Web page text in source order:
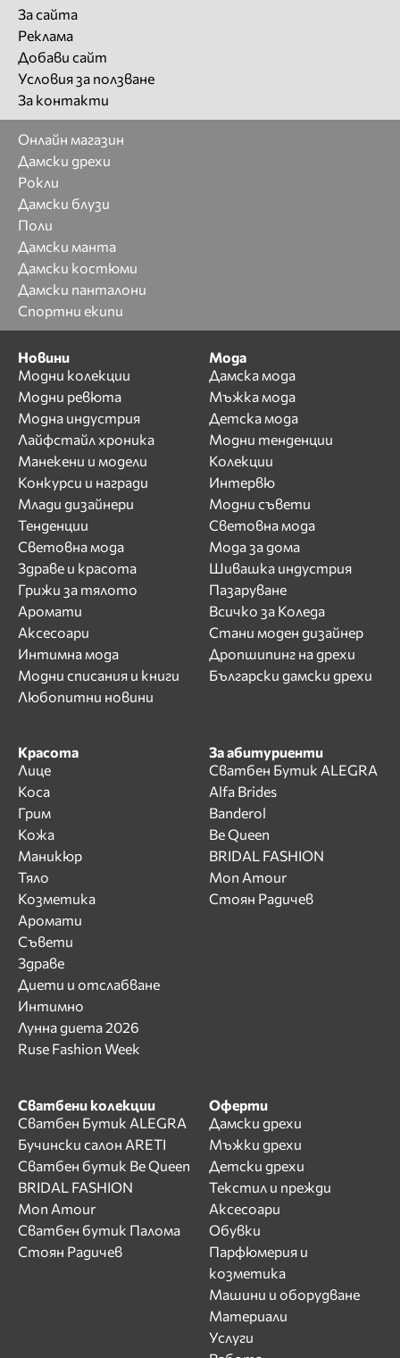
За сайта
Реклама
Добави сайт
Условия за ползване
За контакти
Онлайн магазин
Дамски дрехи
Рокли
Дамски блузи
Поли
Дамски манта
Дамски костюми
Дамски панталони
Спортни екипи
Новини
Модни колекции
Модни ревюта
Модна индустрия
Лайфстайл хроника
Манекени и модели
Конкурси и награди
Млади дизайнери
Тенденции
Световна мода
Здраве и красота
Грижи за тялото
Аромати
Аксесоари
Интимна мода
Модни списания и книги
Любопитни новини
Мода
Дамска мода
Мъжка мода
Детска мода
Модни тенденции
Колекции
Интервю
Модни съвети
Световна мода
Мода за дома
Шивашка индустрия
Пазаруване
Всичко за Коледа
Стани моден дизайнер
Дропшипинг на дрехи
Български дамски дрехи
Красота
Лице
Коса
Грим
Кожа
Маникюр
Тяло
Козметика
Аромати
Съвети
Здраве
Диети и отслабване
Интимно
Лунна диета 2026
Ruse Fashion Week
За абитуриенти
Сватбен Бутик ALEGRA
Alfa Brides
Banderol
Be Queen
BRIDAL FASHION
Mon Amour
Стоян Радичев
Сватбени колекции
Сватбен Бутик ALEGRA
Бучински салон ARETI
Сватбен бутик Be Queen
BRIDAL FASHION
Mon Amour
Сватбен бутик Палома
Стоян Радичев
Оферти
Дамски дрехи
Мъжки дрехи
Детски дрехи
Текстил и прежди
Аксесоари
Обувки
Парфюмерия и
козметика
Машини и оборудване
Материали
Услуги